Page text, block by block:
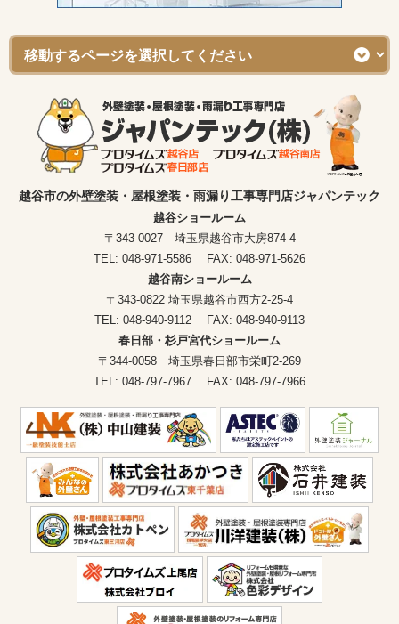
越谷市の外壁塗装・屋根塗装・雨漏り工事専門店ジャパンテック
越谷ショールーム
〒343-0027 埼玉県越谷市大房874-4
TEL: 048-971-5586 FAX: 048-971-5626
越谷南ショールーム
〒343-0822 埼玉県越谷市西方2-25-4
TEL: 048-940-9112 FAX: 048-940-9113
春日部・杉戸宮代ショールーム
〒344-0058 埼玉県春日部市栄町2-269
TEL: 048-797-7967 FAX: 048-797-7966